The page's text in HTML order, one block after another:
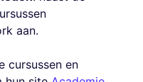
aan.
cursussen en